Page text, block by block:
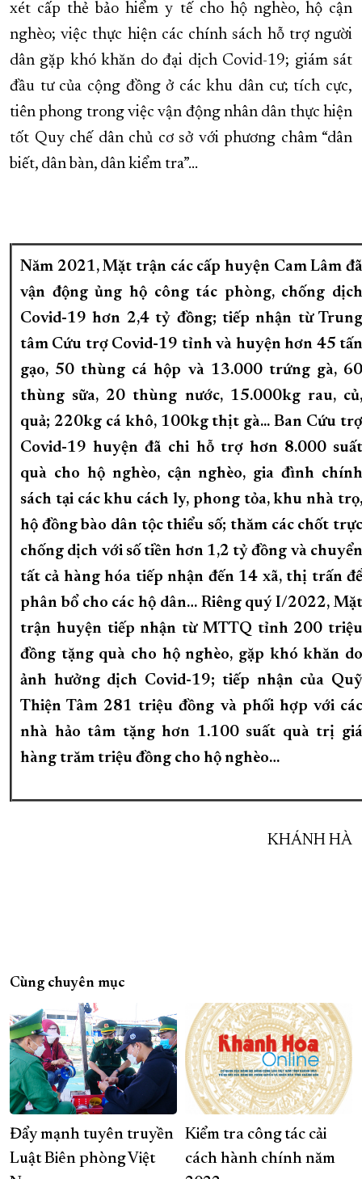
xét cấp thẻ bảo hiểm y tế cho hộ nghèo, hộ cận
nghèo; việc thực hiện các chính sách hỗ trợ người
dân gặp khó khăn do đại dịch Covid-19; giám sát
đầu tư của cộng đồng ở các khu dân cư; tích cực,
tiên phong trong việc vận động nhân dân thực hiện
tốt Quy chế dân chủ cơ sở với phương châm “dân
biết, dân bàn, dân kiểm tra”…
Năm 2021, Mặt trận các cấp huyện Cam Lâm đã
vận động ủng hộ công tác phòng, chống dịch
Covid-19 hơn 2,4 tỷ đồng; tiếp nhận từ Trung
tâm Cứu trợ Covid-19 tỉnh và huyện hơn 45 tấn
gạo, 50 thùng cá hộp và 13.000 trứng gà, 60
thùng sữa, 20 thùng nước, 15.000kg rau, củ,
quả; 220kg cá khô, 100kg thịt gà... Ban Cứu trợ
Covid-19 huyện đã chi hỗ trợ hơn 8.000 suất
quà cho hộ nghèo, cận nghèo, gia đình chính
sách tại các khu cách ly, phong tỏa, khu nhà trọ,
hộ đồng bào dân tộc thiểu số; thăm các chốt trực
chống dịch với số tiền hơn 1,2 tỷ đồng và chuyển
tất cả hàng hóa tiếp nhận đến 14 xã, thị trấn để
phân bổ cho các hộ dân… Riêng quý I/2022, Mặt
trận huyện tiếp nhận từ MTTQ tỉnh 200 triệu
đồng tặng quà cho hộ nghèo, gặp khó khăn do
ảnh hưởng dịch Covid-19; tiếp nhận của Quỹ
Thiện Tâm 281 triệu đồng và phối hợp với các
nhà hảo tâm tặng hơn 1.100 suất quà trị giá
hàng trăm triệu đồng cho hộ nghèo…
KHÁNH HÀ
Cùng chuyên mục
Đẩy mạnh tuyên truyền
Luật Biên phòng Việt
Kiểm tra công tác cải
cách hành chính năm